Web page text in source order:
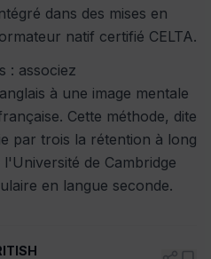
dans des mises en
natif certifié CELTA.
: associez
à une image mentale
Cette méthode, dite
par trois la rétention à long
de Cambridge
en langue seconde.